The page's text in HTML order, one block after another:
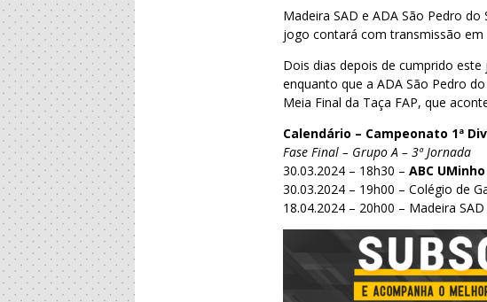
Madeira SAD e ADA São Pedro
jogo contará com transmissão em
Dois dias depois de cumprido
enquanto que a ADA São Pedro
Meia Final da Taça FAP, que
Calendário – Campeonato 1ª
Fase Final – Grupo A – 3ª Jornada
30.03.2024 – 18h30 –ABC UMinho
30.03.2024 – 19h00 – Colégio de
18.04.2024 – 20h00 – Madeira